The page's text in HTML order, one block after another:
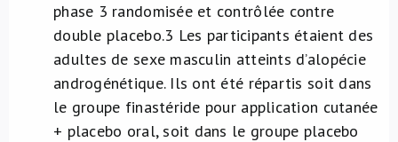
phase 3 randomisée et contrôlée contre
double placebo.3 Les participants étaient des
adultes de sexe masculin atteints d’alopécie
androgénétique. Ils ont été répartis soit dans
le groupe finastéride pour application cutanée
+ placebo oral, soit dans le groupe placebo